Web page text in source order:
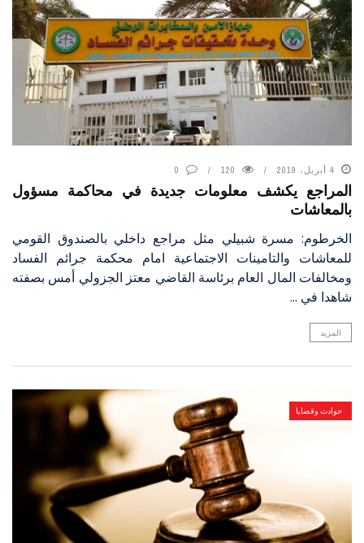
4 أبريل، 2019 120
0
المراجع يكشف معلومات جديدة في محاكمة مسؤول
بالمعاشات
الخرطوم: مسرة شبيلي مثل مراجع داخلي بالصندوق القومي
للمعاشات والتامينات الاجتماعية امام محكمة جرائم الفساد
ومخالفات المال العام برئاسة القاضي معتز الجزولي أمس بصفته
شاهدا في ...
المزيد
حوادث وقضايا